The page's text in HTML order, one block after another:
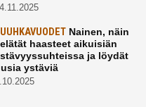
Nainen, näin
haasteet aikuisiän
ja löydät
ystäviä